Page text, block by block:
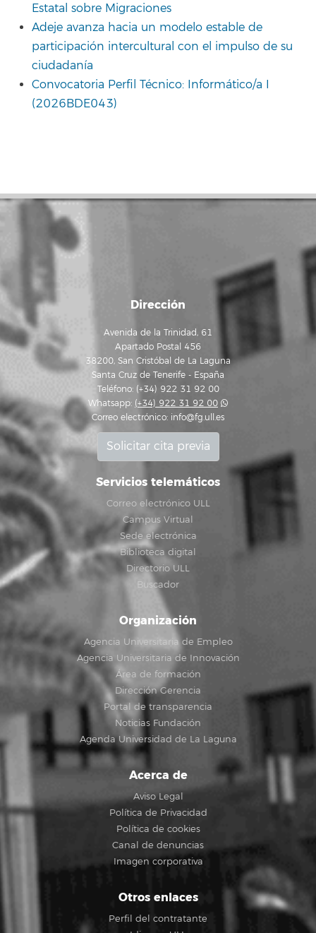
Estatal sobre Migraciones
Adeje avanza hacia un modelo estable de
participación intercultural con el impulso de su
ciudadanía
Convocatoria Perfil Técnico: Informático/a I
(2026BDE043)
Dirección
Avenida de la Trinidad, 61
Apartado Postal 456
38200, San Cristóbal de La Laguna
Santa Cruz de Tenerife - España
Teléfono: (+34) 922 31 92 00
Whatsapp: (+34) 922 31 92 00
Correo electrónico: info@fg.ull.es
Solicitar cita previa
Servicios telemáticos
Correo electrónico ULL
Campus Virtual
Sede electrónica
Biblioteca digital
Directorio ULL
Buscador
Organización
Agencia Universitaria de Empleo
Agencia Universitaria de Innovación
Área de formación
Dirección Gerencia
Portal de transparencia
Noticias Fundación
Agenda Universidad de La Laguna
Acerca de
Aviso Legal
Política de Privacidad
Política de cookies
Canal de denuncias
Imagen corporativa
Otros enlaces
Perfil del contratante